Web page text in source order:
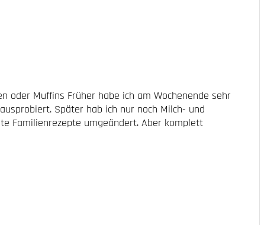
oder Muffins Früher habe ich am Wochenende sehr
Später hab ich nur noch Milch- und
Familienrezepte umgeändert. Aber komplett